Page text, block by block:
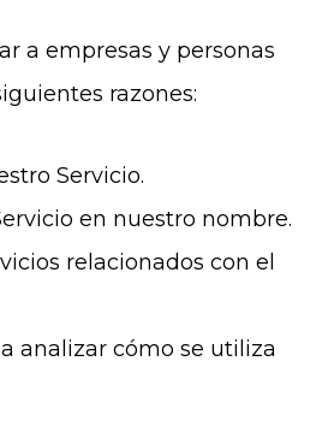
a empresas y personas
razones:
Servicio.
en nuestro nombre.
relacionados con el
analizar cómo se utiliza